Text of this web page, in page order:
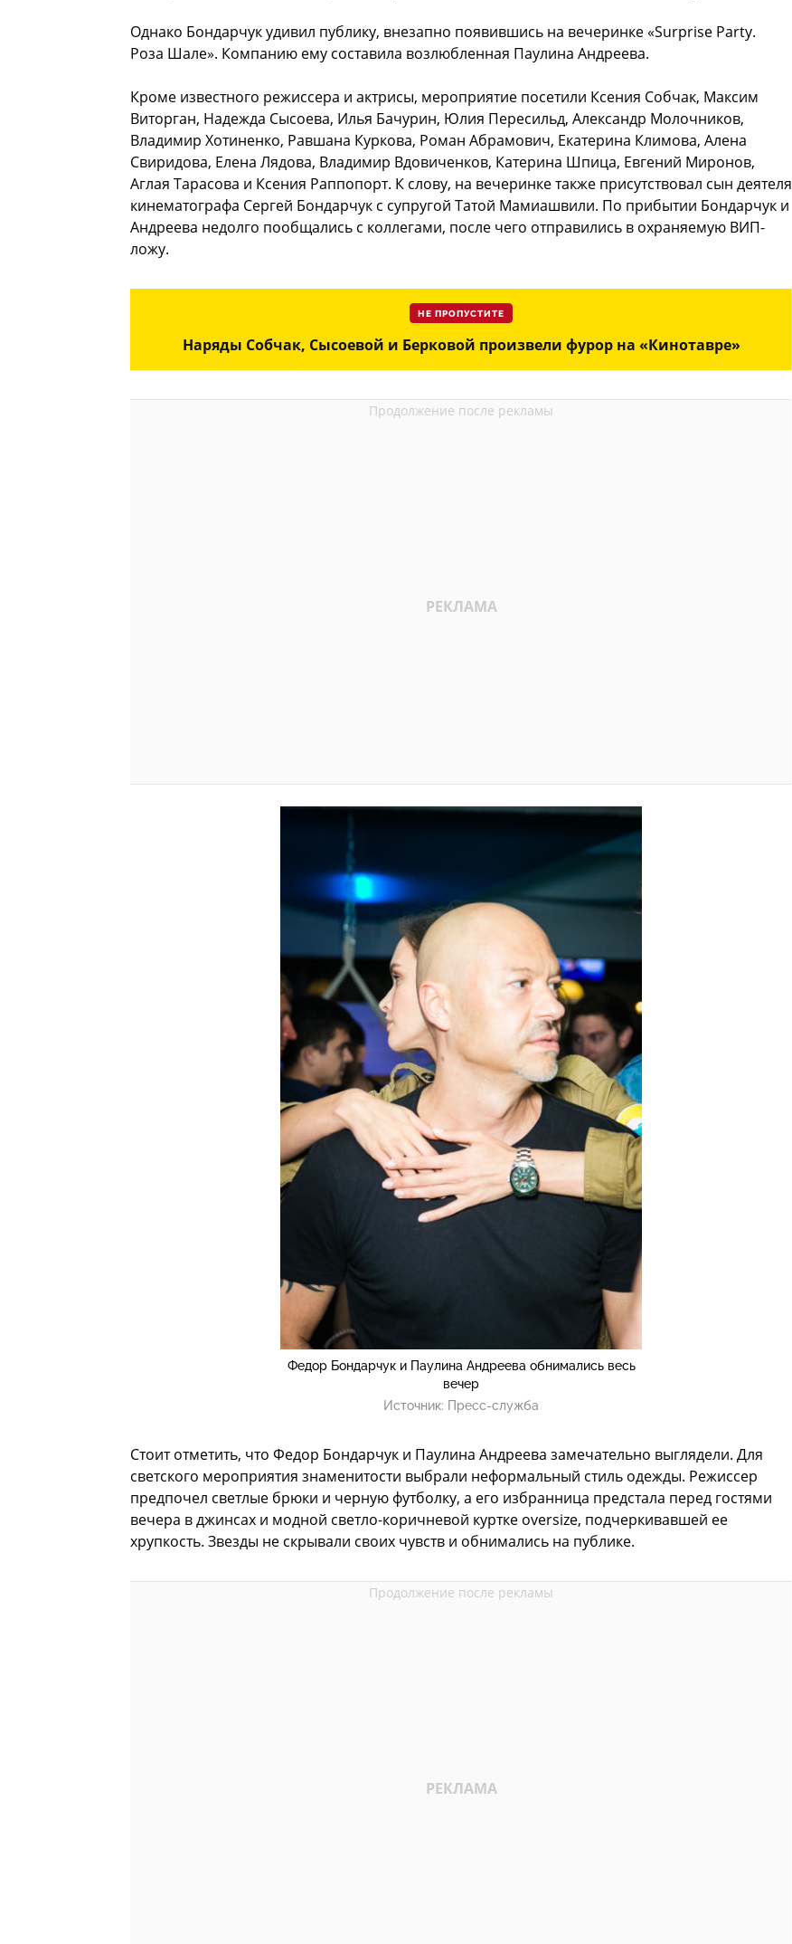
Однако Бондарчук удивил публику, внезапно появившись на вечеринке «Surprise Party.
Роза Шале». Компанию ему составила возлюбленная Паулина Андреева.
Кроме известного режиссера и актрисы, мероприятие посетили Ксения Собчак, Максим
Виторган, Надежда Сысоева, Илья Бачурин, Юлия Пересильд, Александр Молочников,
Владимир Хотиненко, Равшана Куркова, Роман Абрамович, Екатерина Климова, Алена
Свиридова, Елена Лядова, Владимир Вдовиченков, Катерина Шпица, Евгений Миронов,
Аглая Тарасова и Ксения Раппопорт. К слову, на вечеринке также присутствовал сын деятеля
кинематографа Сергей Бондарчук с супругой Татой Мамиашвили. По прибытии Бондарчук и
Андреева недолго пообщались с коллегами, после чего отправились в охраняемую ВИП-
ложу.
НЕ ПРОПУСТИТЕ
Наряды Собчак, Сысоевой и Берковой произвели фурор на «Кинотавре»
Федор Бондарчук и Паулина Андреева обнимались весь
вечер
Источник: Пресс-служба
Стоит отметить, что Федор Бондарчук и Паулина Андреева замечательно выглядели. Для
светского мероприятия знаменитости выбрали неформальный стиль одежды. Режиссер
предпочел светлые брюки и черную футболку, а его избранница предстала перед гостями
вечера в джинсах и модной светло-коричневой куртке oversize, подчеркивавшей ее
хрупкость. Звезды не скрывали своих чувств и обнимались на публике.